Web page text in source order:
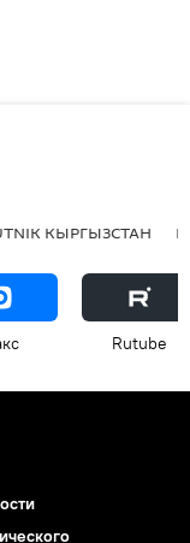
КЫРГЫЗСТАН
Rutube